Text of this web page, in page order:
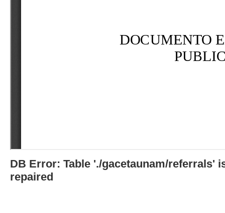
DB Error: Table './gacetaunam/referrals'
repaired